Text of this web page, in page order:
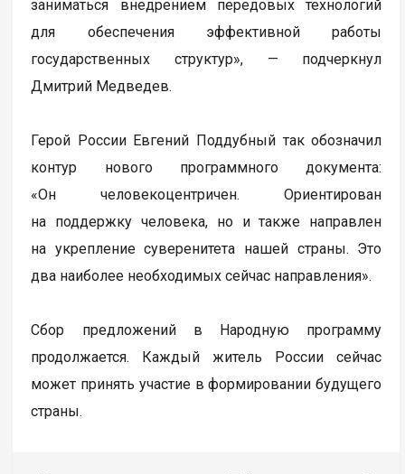
заниматься внедрением передовых технологий
для обеспечения эффективной работы
государственных структур», — подчеркнул
Дмитрий Медведев.
Герой России Евгений Поддубный так обозначил
контур нового программного документа:
«Он человекоцентричен. Ориентирован
на поддержку человека, но и также направлен
на укрепление суверенитета нашей страны. Это
два наиболее необходимых сейчас направления».
Сбор предложений в Народную программу
продолжается. Каждый житель России сейчас
может принять участие в формировании будущего
страны.